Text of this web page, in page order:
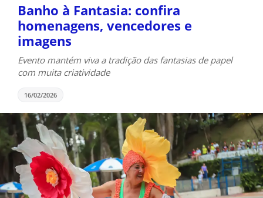
Banho à Fantasia: confira
homenagens, vencedores e
imagens
Evento mantém viva a tradição das fantasias de papel
com muita criatividade
16/02/2026